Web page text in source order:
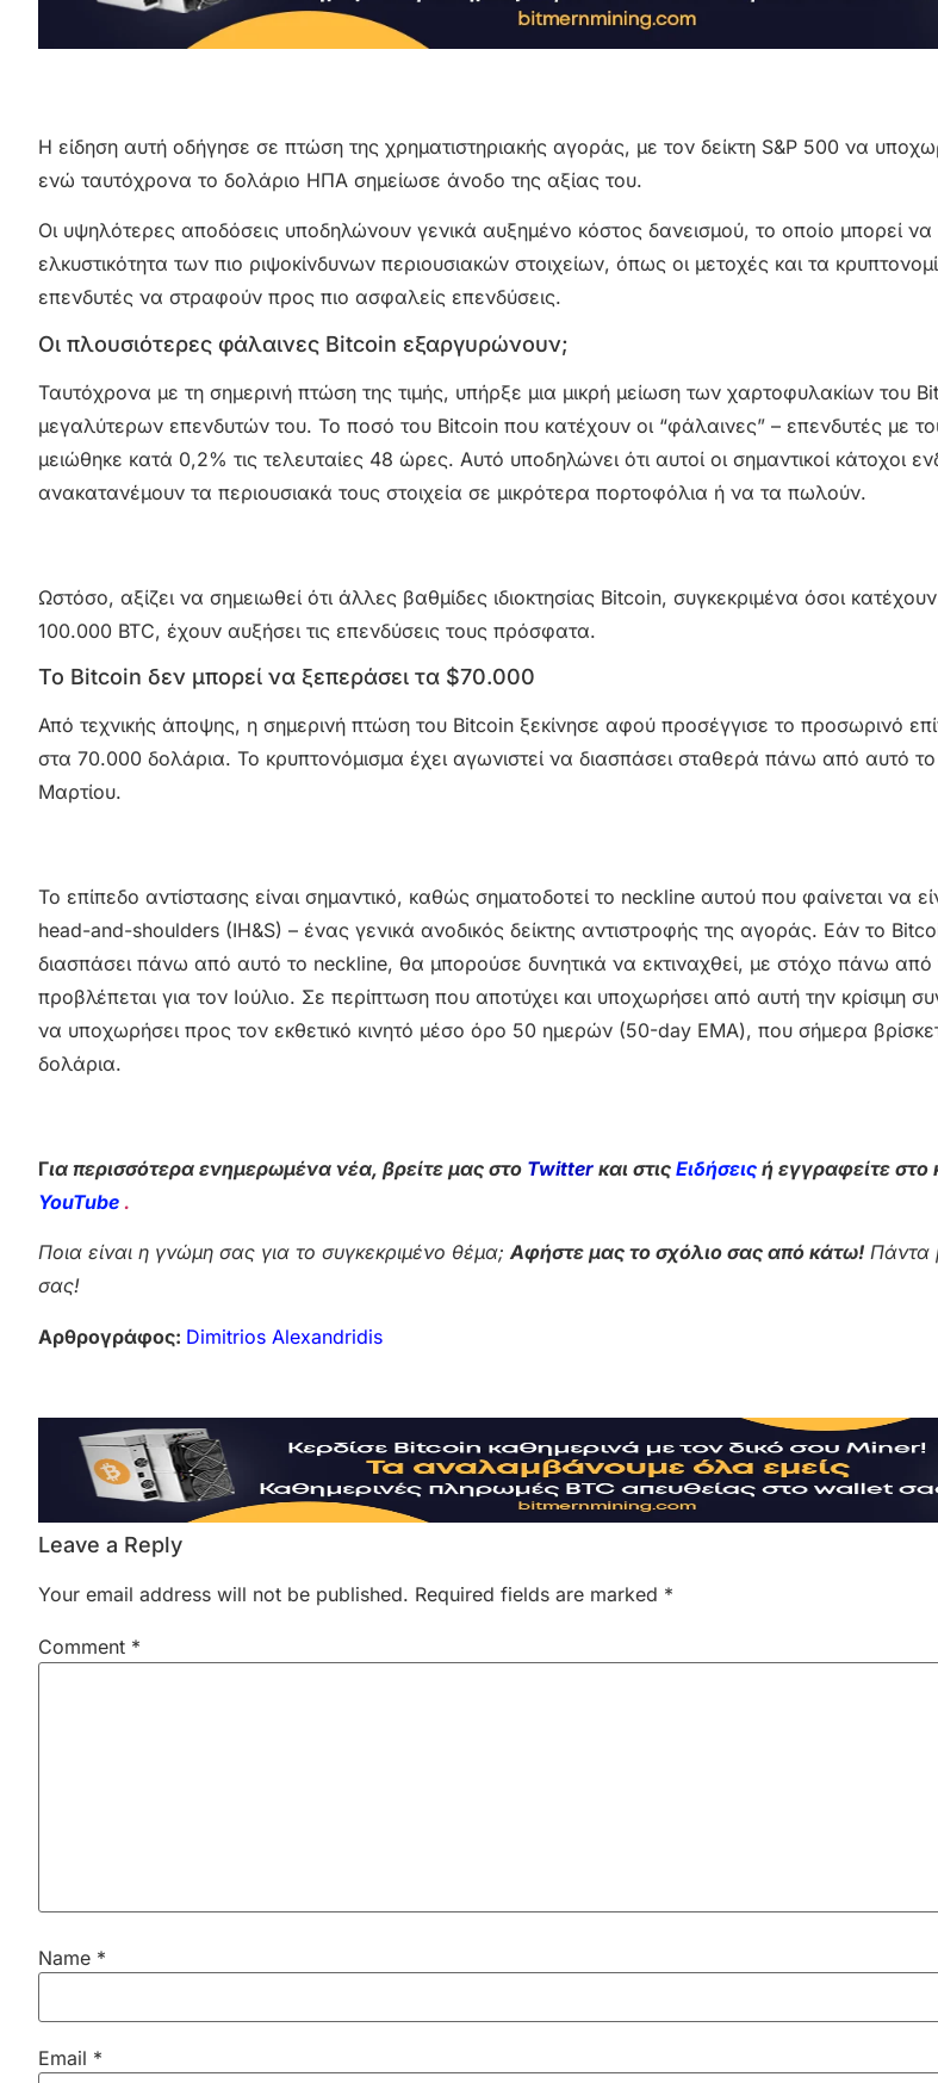
Η είδηση αυτή οδήγησε σε πτώση της χρηματιστηριακής αγοράς, με τον δείκτη S&P 500 να
ενώ ταυτόχρονα το δολάριο ΗΠΑ σημείωσε άνοδο της αξίας του.
Οι υψηλότερες αποδόσεις υποδηλώνουν γενικά αυξημένο κόστος δανεισμού, το οποίο μπορεί να
ελκυστικότητα των πιο ριψοκίνδυνων περιουσιακών στοιχείων, όπως οι μετοχές και τα
επενδυτές να στραφούν προς πιο ασφαλείς επενδύσεις.
Οι πλουσιότερες φάλαινες Bitcoin εξαργυρώνουν;
Ταυτόχρονα με τη σημερινή πτώση της τιμής, υπήρξε μια μικρή μείωση των χαρτοφυλακίων του
μεγαλύτερων επενδυτών του. Το ποσό του Bitcoin που κατέχουν οι “φάλαινες” – επενδυτές με
μειώθηκε κατά 0,2% τις τελευταίες 48 ώρες. Αυτό υποδηλώνει ότι αυτοί οι σημαντικοί κάτοχοι
ανακατανέμουν τα περιουσιακά τους στοιχεία σε μικρότερα πορτοφόλια ή να τα πωλούν.
Ωστόσο, αξίζει να σημειωθεί ότι άλλες βαθμίδες ιδιοκτησίας Bitcoin, συγκεκριμένα όσοι
100.000 BTC, έχουν αυξήσει τις επενδύσεις τους πρόσφατα.
Το Bitcoin δεν μπορεί να ξεπεράσει τα $70.000
Από τεχνικής άποψης, η σημερινή πτώση του Bitcoin ξεκίνησε αφού προσέγγισε το προσωρινό
στα 70.000 δολάρια. Το κρυπτονόμισμα έχει αγωνιστεί να διασπάσει σταθερά πάνω από αυτό
Μαρτίου.
Το επίπεδο αντίστασης είναι σημαντικό, καθώς σηματοδοτεί το neckline αυτού που φαίνεται να
head-and-shoulders (IH&S) – ένας γενικά ανοδικός δείκτης αντιστροφής της αγοράς. Εάν το
διασπάσει πάνω από αυτό το neckline, θα μπορούσε δυνητικά να εκτιναχθεί, με στόχο πάνω
προβλέπεται για τον Ιούλιο. Σε περίπτωση που αποτύχει και υποχωρήσει από αυτή την κρίσιμη
να υποχωρήσει προς τον εκθετικό κινητό μέσο όρο 50 ημερών (50-day EMA), που σήμερα
δολάρια.
Για περισσότερα ενημερωμένα νέα, βρείτε μας στο Twitter και στις Ειδήσεις ή εγγραφείτε στο
YouTube .
Ποια είναι η γνώμη σας για το συγκεκριμένο θέμα;Αφήστε μας το σχόλιο σας από κάτω! Πάντα
σας!
Αρθρογράφος: Dimitrios Alexandridis
Leave a Reply
Your email address will not be published. Required fields are marked *
Comment *
Name *
Email *